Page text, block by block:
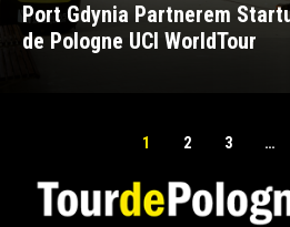
Port Gdynia Partnerem
de Pologne UCI WorldTour
1 2 3 …